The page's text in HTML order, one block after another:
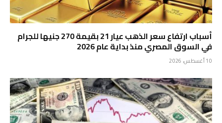
أسباب ارتفاع سعر الذهب عيار 21 بقيمة 270 جنيها للجرام
في السوق المصري منذ بداية عام 2026
10 أغسطس، 2026